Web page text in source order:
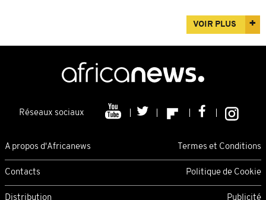
VOIR PLUS
Réseaux sociaux
A propos d'Africanews Termes et Conditions
Contacts Politique de Cookie
Distribution Publicité